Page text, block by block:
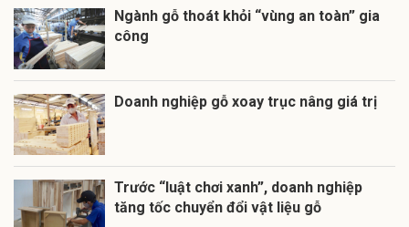
Ngành gỗ thoát khỏi “vùng an toàn” gia
công
Doanh nghiệp gỗ xoay trục nâng giá trị
Trước “luật chơi xanh”, doanh nghiệp
tăng tốc chuyển đổi vật liệu gỗ